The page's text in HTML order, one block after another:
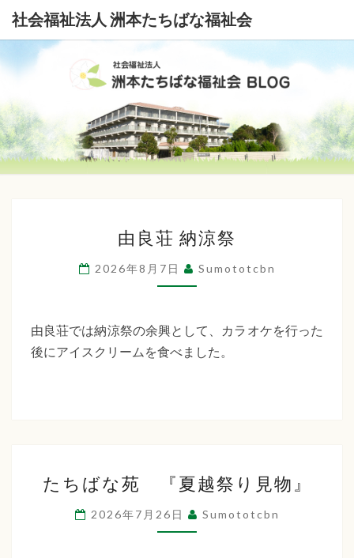
社会福祉法人 洲本たちばな福祉会
社
会
福
法
人
本
た
福
祉
会
良
荘
納
祭
由良荘 納涼祭
2026年8月7日 Sumototcbn
由良荘では納涼祭の余興として、カラオケを行った
後にアイスクリームを食べました。
ち
ば
な
たちばな苑 『夏越祭り見物』
2026年7月26日 Sumototcbn